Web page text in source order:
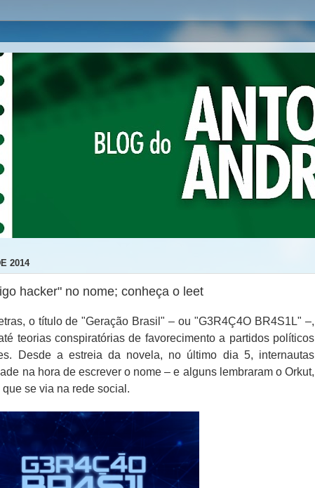
2014
hacker" no nome; conheça o leet
o título de "Geração Brasil" – ou "G3R4Ç4O BR4S1L" –,
teorias conspiratórias de favorecimento a partidos políticos
Desde a estreia da novela, no último dia 5, internautas
na hora de escrever o nome – e alguns lembraram o Orkut,
se via na rede social.